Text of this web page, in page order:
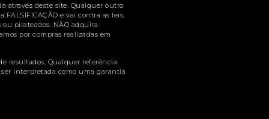
através deste site. Qualquer outro
e vai contra as leis.
pirateados. NÃO adquira
por compras realizadas em
resultados. Qualquer referência
interpretada como uma garantia